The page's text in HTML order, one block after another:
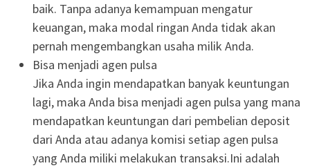
baik. Tanpa adanya kemampuan mengatur
keuangan, maka modal ringan Anda tidak akan
pernah mengembangkan usaha milik Anda.
Bisa menjadi agen pulsa
Jika Anda ingin mendapatkan banyak keuntungan
lagi, maka Anda bisa menjadi agen pulsa yang mana
mendapatkan keuntungan dari pembelian deposit
dari Anda atau adanya komisi setiap agen pulsa
yang Anda miliki melakukan transaksi.Ini adalah